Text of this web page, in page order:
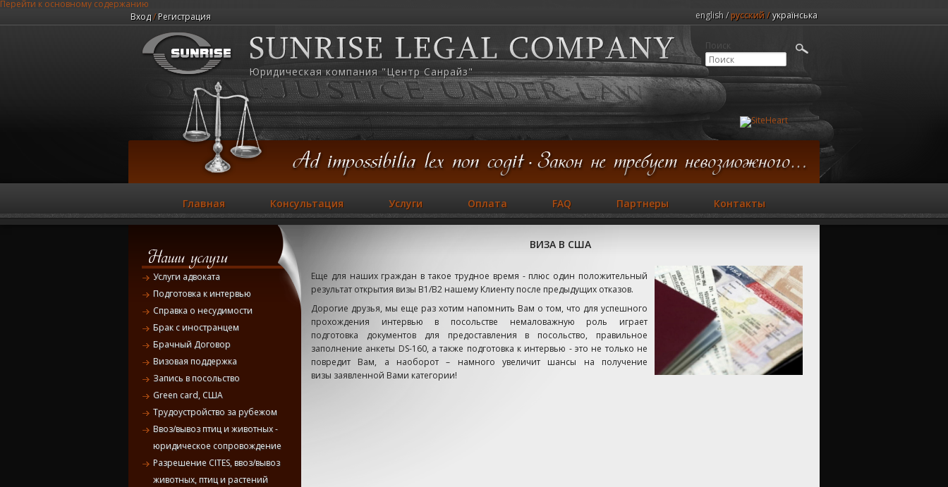
Перейти к основному содержанию
Вход/ Регистрация english русский українська
Юридическая компания "Центр Санрайз"
Поиск
Главная Консультация Услуги Оплата FAQ Партнеры Контакты
Услуги адвоката
Подготовка к интервью
Справка о несудимости
Брак с иностранцем
Брачный Договор
Визовая поддержка
Запись в посольство
Green card, США
Трудоустройство за рубежом
Ввоз/вывоз птиц и животных -
юридическое сопровождение
Разрешение CITES, ввоз/вывоз
животных, птиц и растений
ВИЗА В США
Еще для наших граждан в такое трудное время - плюс один положительный
результат открытия визы B1/B2 нашему Клиенту после предыдущих отказов.
Дорогие друзья, мы еще раз хотим напомнить Вам о том, что для успешного
прохождения интервью в посольстве немаловажную роль играет
подготовка документов для предоставления в посольство, правильное
заполнение анкеты DS-160, а также подготовка к интервью - это не только не
повредит Вам, а наоборот – намного увеличит шансы на получение
визы заявленной Вами категории!